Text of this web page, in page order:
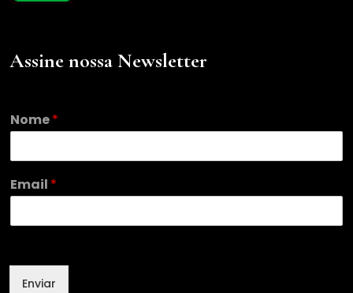
Assine nossa Newsletter
Nome*
E
m
i
o
Email *
Enviar